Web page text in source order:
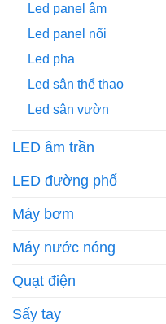
Led panel âm
Led panel nổi
Led pha
Led sân thể thao
Led sân vườn
LED âm trần
LED đường phố
Máy bơm
Máy nước nóng
Quạt điện
Sấy tay